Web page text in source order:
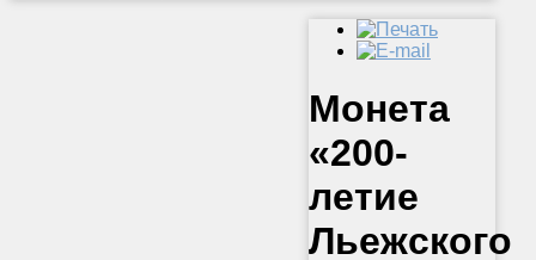
Монета
«200-
летие
Льежского